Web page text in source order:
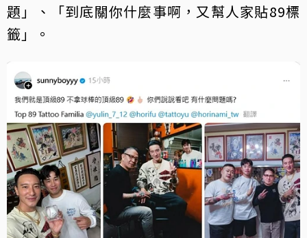
題」、「到底關你什麼事啊，又幫人家貼89標
籤」。